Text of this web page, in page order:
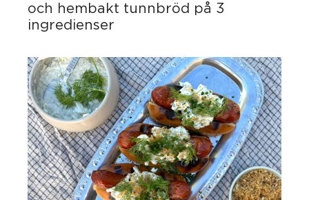
och hembakt tunnbröd på 3
ingredienser